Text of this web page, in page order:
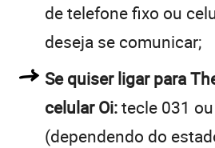
de telefone fixo ou
deseja se comunicar;
Se quiser ligar para
celular Oi:tecle 031
(dependendo do